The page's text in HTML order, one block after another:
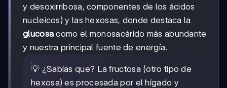
y desoxirribosa, componentes de los ácidos
nucleicos) y las hexosas, donde destaca la
glucosa como el monosacárido más abundante
y nuestra principal fuente de energía.
💡 ¿Sabías que? La fructosa (otro tipo de
hexosa) es procesada por el hígado y